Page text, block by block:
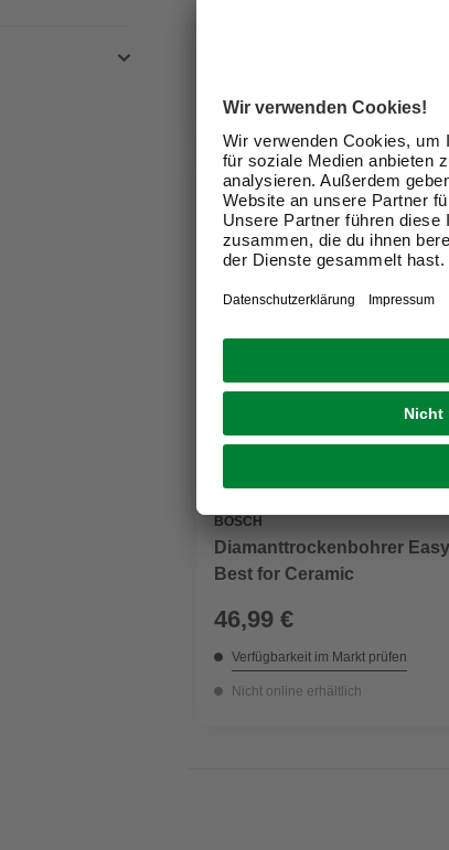
Nicht online erhältlich
BOSCH
Diamanttrockenbohrer
Best for Ceramic
46,99 €
Verfügbarkeit im Markt prüfen
Nicht online erhältlich